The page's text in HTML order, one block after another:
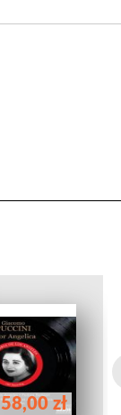
58,00 zł